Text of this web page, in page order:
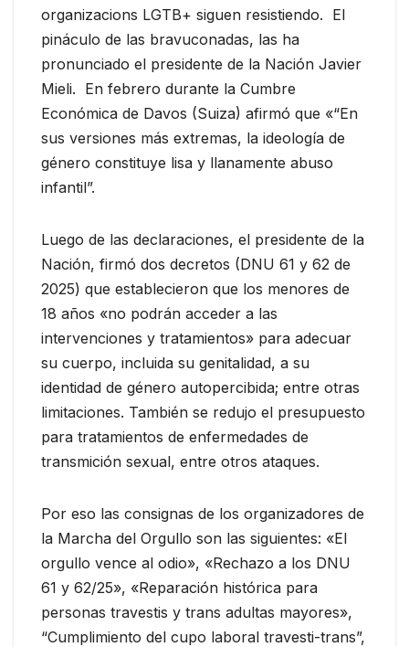
organizacions LGTB+ siguen resistiendo. El
pináculo de las bravuconadas, las ha
pronunciado el presidente de la Nación Javier
Mieli. En febrero durante la Cumbre
Económica de Davos (Suiza) afirmó que «“En
sus versiones más extremas, la ideología de
género constituye lisa y llanamente abuso
infantil”.
Luego de las declaraciones, el presidente de la
Nación, firmó dos decretos (DNU 61 y 62 de
2025) que establecieron que los menores de
18 años «no podrán acceder a las
intervenciones y tratamientos» para adecuar
su cuerpo, incluida su genitalidad, a su
identidad de género autopercibida; entre otras
limitaciones. También se redujo el presupuesto
para tratamientos de enfermedades de
transmición sexual, entre otros ataques.
Por eso las consignas de los organizadores de
la Marcha del Orgullo son las siguientes: «El
orgullo vence al odio», «Rechazo a los DNU
61 y 62/25», «Reparación histórica para
personas travestis y trans adultas mayores»,
“Cumplimiento del cupo laboral travesti-trans”,